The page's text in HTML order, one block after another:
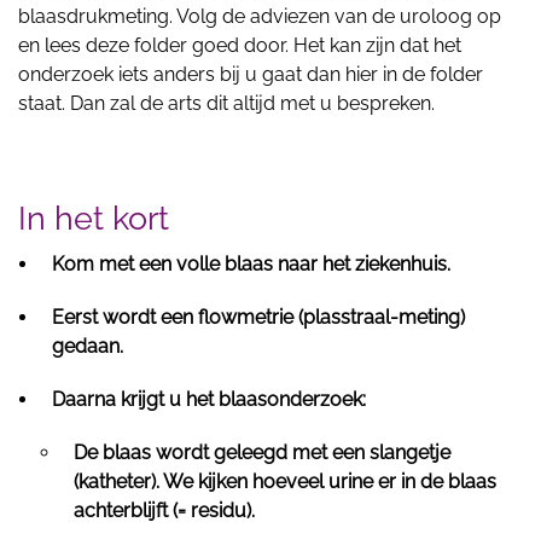
blaasdrukmeting. Volg de adviezen van de uroloog op
en lees deze folder goed door. Het kan zijn dat het
onderzoek iets anders bij u gaat dan hier in de folder
staat. Dan zal de arts dit altijd met u bespreken.
In het kort
Kom met een volle blaas naar het ziekenhuis.
Eerst wordt een flowmetrie (plasstraal-meting)
gedaan.
Daarna krijgt u het blaasonderzoek:
De blaas wordt geleegd met een slangetje
(katheter). We kijken hoeveel urine er in de blaas
achterblijft (= residu).